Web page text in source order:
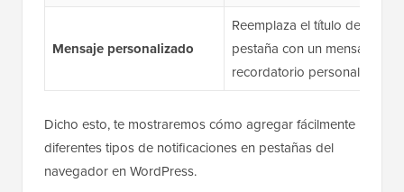
Mensaje personalizado
Reemplaza el título de la
pestaña con un mensaje o
recordatorio personalizado.
Dicho esto, te mostraremos cómo agregar fácilmente
diferentes tipos de notificaciones en pestañas del
navegador en WordPress.